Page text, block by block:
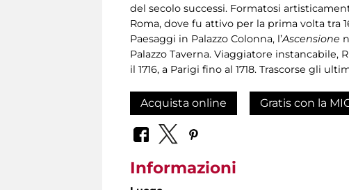
del secolo successi. Formatosi
Roma, dove fu attivo per la prima volta tra
Paesaggi in Palazzo Colonna, l’Ascensione
Palazzo Taverna. Viaggiatore instancabile,
il 1716, a Parigi fino al 1718. Trascorse gli
Acquista online Gratis con la
Informazioni